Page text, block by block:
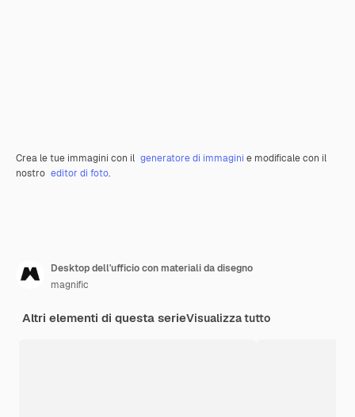
Crea le tue immagini con il generatore di immagini e modificale con il
nostro editor di foto.
Desktop dell'ufficio con materiali da disegno
magnific
Altri elementi di questa serieVisualizza tutto